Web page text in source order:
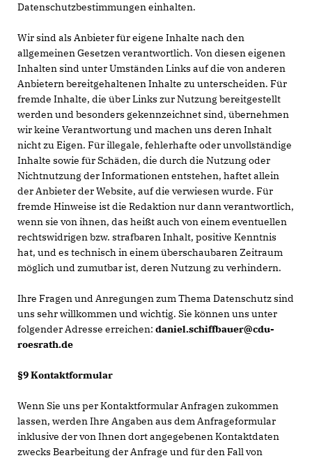
Datenschutzbestimmungen einhalten.
Wir sind als Anbieter für eigene Inhalte nach den
allgemeinen Gesetzen verantwortlich. Von diesen eigenen
Inhalten sind unter Umständen Links auf die von anderen
Anbietern bereitgehaltenen Inhalte zu unterscheiden. Für
fremde Inhalte, die über Links zur Nutzung bereitgestellt
werden und besonders gekennzeichnet sind, übernehmen
wir keine Verantwortung und machen uns deren Inhalt
nicht zu Eigen. Für illegale, fehlerhafte oder unvollständige
Inhalte sowie für Schäden, die durch die Nutzung oder
Nichtnutzung der Informationen entstehen, haftet allein
der Anbieter der Website, auf die verwiesen wurde. Für
fremde Hinweise ist die Redaktion nur dann verantwortlich,
wenn sie von ihnen, das heißt auch von einem eventuellen
rechtswidrigen bzw. strafbaren Inhalt, positive Kenntnis
hat, und es technisch in einem überschaubaren Zeitraum
möglich und zumutbar ist, deren Nutzung zu verhindern.
Ihre Fragen und Anregungen zum Thema Datenschutz sind
uns sehr willkommen und wichtig. Sie können uns unter
folgender Adresse erreichen: daniel.schiffbauer@cdu-
roesrath.de
§9 Kontaktformular
Wenn Sie uns per Kontaktformular Anfragen zukommen
lassen, werden Ihre Angaben aus dem Anfrageformular
inklusive der von Ihnen dort angegebenen Kontaktdaten
zwecks Bearbeitung der Anfrage und für den Fall von